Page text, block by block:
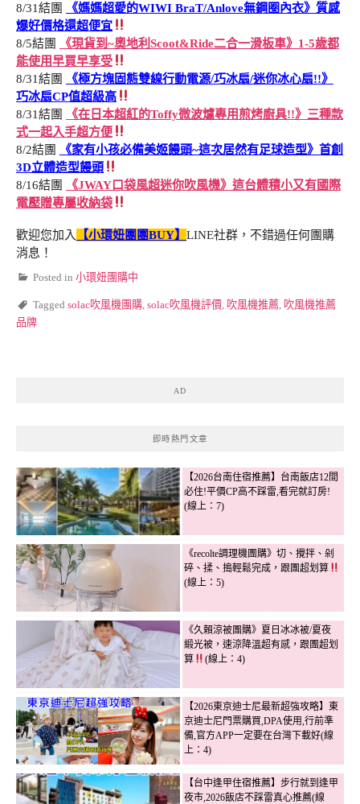
8/31結團
《媽媽超愛的WIWI BraT/Anlove無鋼圈內衣》質感
爆好價格還超便宜
8/5結團
《現貨到~奧地利Scoot&Ride二合一滑板車》1-5歲都
能使用早買早享受
8/31結團
《極方塊固態雙線行動電源/巧冰扇/迷你冰心扇!!》
巧冰扇CP值超級高
8/31結團
《在日本超紅的Toffy微波爐專用煎烤廚具!!》三種款
式一起入手超方便
8/2結團
《家有小孩必備美姬饅頭~這次居然有足球造型》首創
3D立體造型饅頭
8/16結團
《JWAY口袋風超迷你吹風機》這台體積小又有國際
電壓贈專屬收納袋
歡迎您加入 【小環妞團團BUY】 LINE社群，不錯過任何團購
消息！
Posted in 小環妞團購中
Tagged solac吹風機團購, solac吹風機評價, 吹風機推薦, 吹風機推薦
品牌
AD
即時熱門文章
【2026台南住宿推薦】台南飯店12間
必住!平價CP高不踩雷,看完就訂房!
(線上：7)
《recolte調理機團購》切、攪拌、剁
碎、揉、搗輕鬆完成，跟團超划算
(線上：5)
《久賴涼被團購》夏日冰冰被/夏夜
緞光被，速涼降溫超有感，跟團超划
算
(線上：4)
【2026東京迪士尼最新超強攻略】東
京迪士尼門票購買,DPA使用,行前準
備,官方APP一定要在台灣下載好(線
上：4)
【台中逢甲住宿推薦】步行就到逢甲
夜市,2026飯店不踩雷真心推薦(線